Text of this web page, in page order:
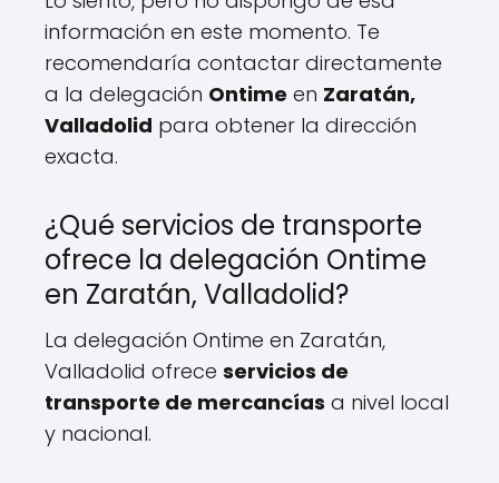
información en este momento. Te
recomendaría contactar directamente
a la delegación Ontime en Zaratán,
Valladolid para obtener la dirección
exacta.
¿Qué servicios de transporte
ofrece la delegación Ontime
en Zaratán, Valladolid?
La delegación Ontime en Zaratán,
Valladolid ofrece servicios de
transporte de mercancías a nivel local
y nacional.